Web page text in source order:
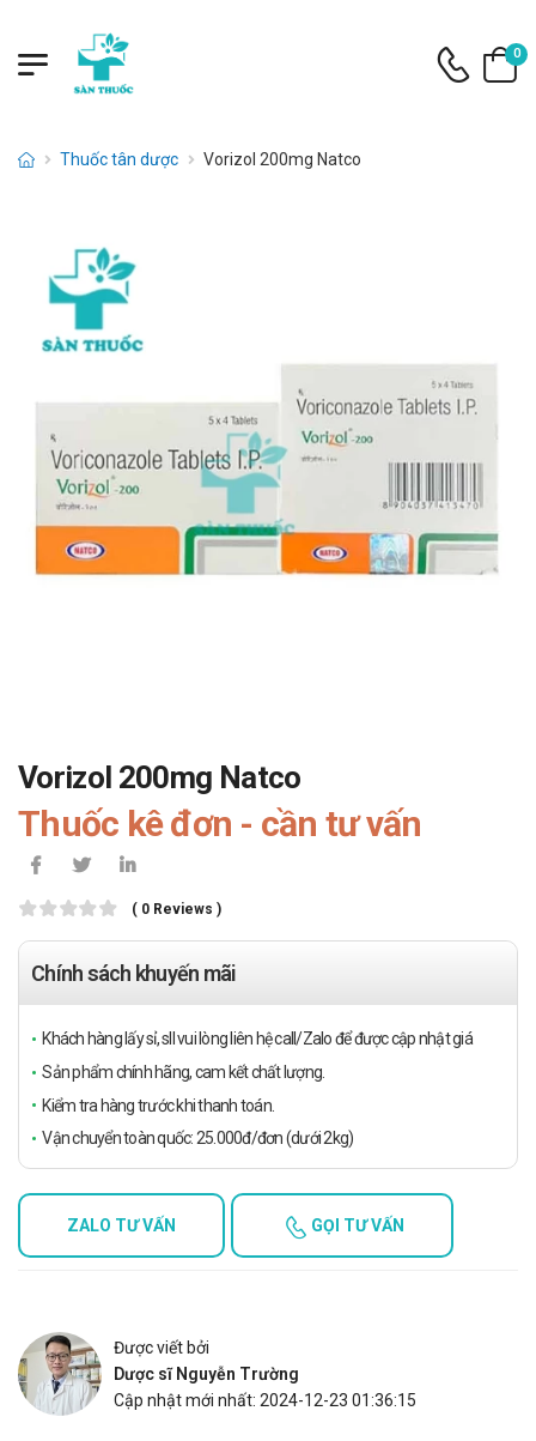
0
Thuốc tân dược Vorizol 200mg Natco
Vorizol 200mg Natco
Thuốc kê đơn - cần tư vấn
( 0 Reviews )
Chính sách khuyến mãi
Khách hàng lấy sỉ, sll vui lòng liên hệ call/Zalo để được cập nhật giá
Sản phẩm chính hãng, cam kết chất lượng.
Kiểm tra hàng trước khi thanh toán.
Vận chuyển toàn quốc: 25.000đ/đơn (dưới 2kg)
ZALO TƯ VẤN GỌI TƯ VẤN
Được viết bởi
Dược sĩ Nguyễn Trường
Cập nhật mới nhất: 2024-12-23 01:36:15